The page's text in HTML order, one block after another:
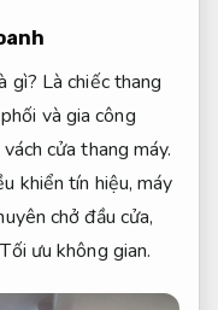
gì? Là chiếc thang
và gia công
cửa thang máy.
khiển tín hiệu, máy
chở đầu cửa,
Tối ưu không gian.